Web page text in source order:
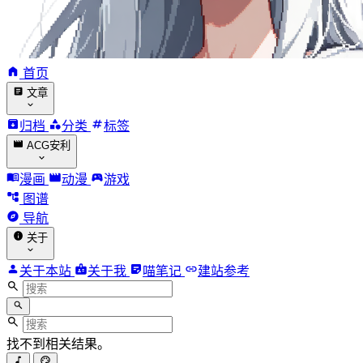
首页
文章
归档 分类 标签
ACG安利
漫画 动漫
游戏
图谱
导航
关于
关于本站 关于我 喵笔记 建站参考
找不到相关结果。